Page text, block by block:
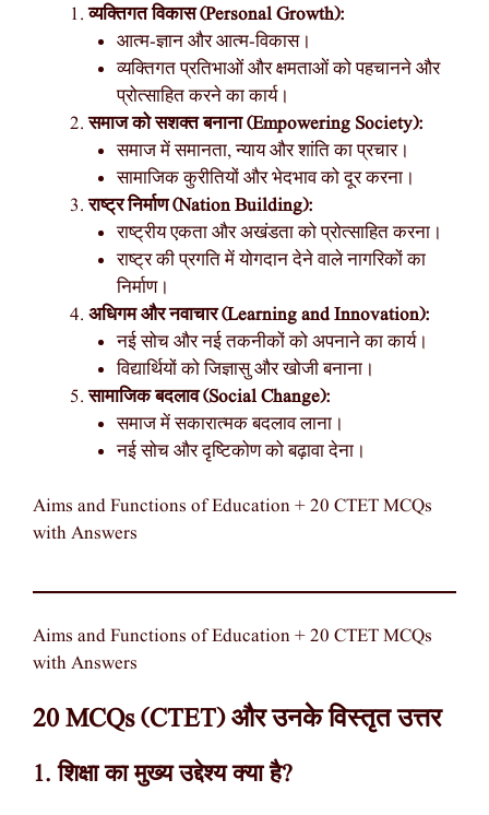
व्यक्तिगत विकास (Personal Growth):
आत्म-ज्ञान और आत्म-विकास।
व्यक्तिगत प्रतिभाओं और क्षमताओं को पहचानने और
प्रोत्साहित करने का कार्य।
समाज को सशक्त बनाना (Empowering Society):
समाज में समानता, न्याय और शांति का प्रचार।
सामाजिक कुरीतियों और भेदभाव को दूर करना।
राष्ट्र निर्माण (Nation Building):
राष्ट्रीय एकता और अखंडता को प्रोत्साहित करना।
राष्ट्र की प्रगति में योगदान देने वाले नागरिकों का
निर्माण।
अधिगम और नवाचार (Learning and Innovation):
नई सोच और नई तकनीकों को अपनाने का कार्य।
विद्यार्थियों को जिज्ञासु और खोजी बनाना।
सामाजिक बदलाव (Social Change):
समाज में सकारात्मक बदलाव लाना।
नई सोच और दृष्टिकोण को बढ़ावा देना।
Aims and Functions of Education + 20 CTET MCQs
with Answers
Aims and Functions of Education + 20 CTET MCQs
with Answers
20 MCQs (CTET) और उनके विस्तृत उत्तर
1. शिक्षा का मुख्य उद्देश्य क्या है?